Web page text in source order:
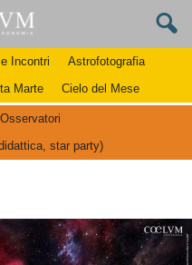
Incontri
Astrofotografia
Marte Cielo del Mese
star party)